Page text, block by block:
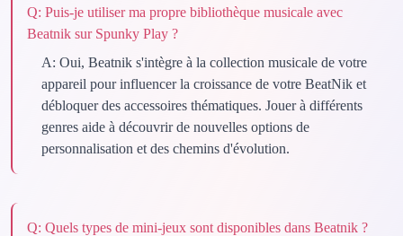
Q: Puis-je utiliser ma propre bibliothèque musicale avec
Beatnik sur Spunky Play ?
A: Oui, Beatnik s'intègre à la collection musicale de votre
appareil pour influencer la croissance de votre BeatNik et
débloquer des accessoires thématiques. Jouer à différents
genres aide à découvrir de nouvelles options de
personnalisation et des chemins d'évolution.
Q: Quels types de mini-jeux sont disponibles dans Beatnik ?